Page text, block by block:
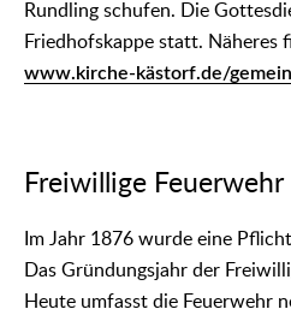
Rundling schufen. Die
Friedhofskappe statt. Näheres
www.kirche-kästorf.de/
Freiwillige Feuerwehr
Im Jahr 1876 wurde eine
Das Gründungsjahr der
Heute umfasst die Feuerwehr